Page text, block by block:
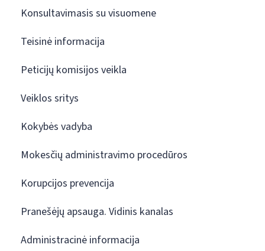
Konsultavimasis su visuomene
Teisinė informacija
Peticijų komisijos veikla
Veiklos sritys
Kokybės vadyba
Mokesčių administravimo procedūros
Korupcijos prevencija
Pranešėjų apsauga. Vidinis kanalas
Administracinė informacija